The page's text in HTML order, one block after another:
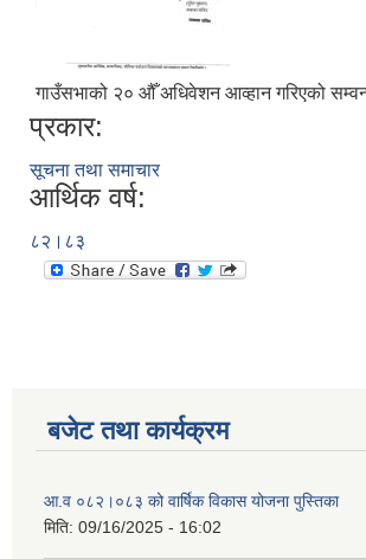
गाउँसभाको २० ‌‌औँ अधिवेशन आव्हान गरिएको
प्रकार:
सूचना तथा समाचार
आर्थिक वर्ष:
८२।८३
बजेट तथा कार्यक्रम
आ.व ०८२।०८३ को वार्षिक विकास योजना पुस्तिका
मिति: 09/16/2025 - 16:02